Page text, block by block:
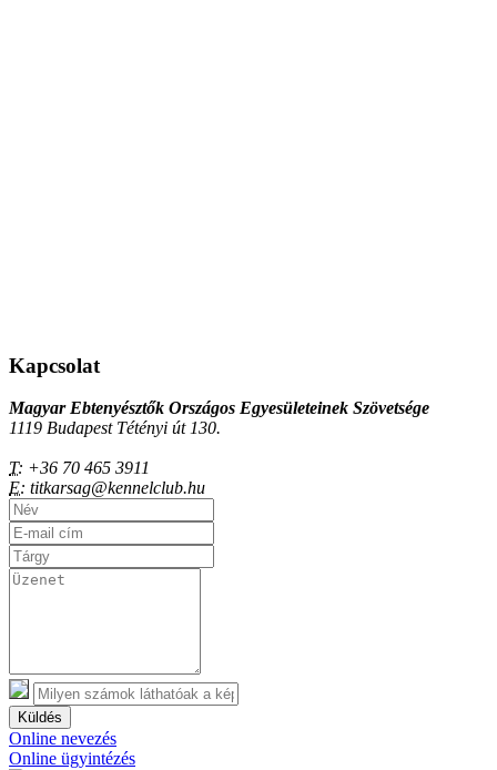
Kapcsolat
Magyar Ebtenyésztők Országos Egyesületeinek Szövetsége
1119 Budapest Tétényi út 130.
T: +36 70 465 3911
E: titkarsag@kennelclub.hu
Küldés
Online nevezés
Online ügyintézés